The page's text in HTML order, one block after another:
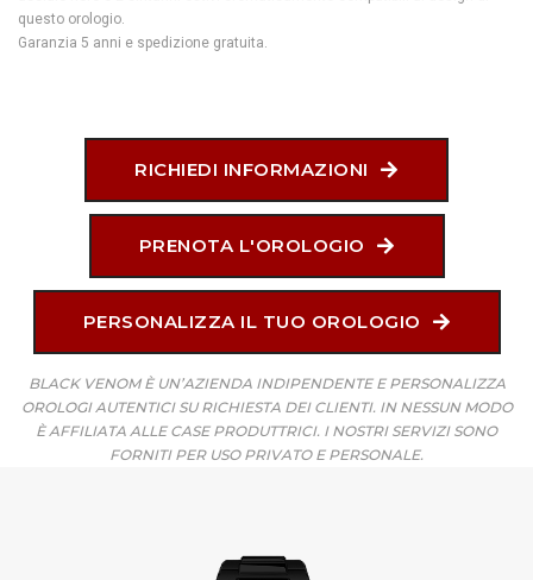
questo orologio.
Garanzia 5 anni e spedizione gratuita.
RICHIEDI INFORMAZIONI
PRENOTA L'OROLOGIO
PERSONALIZZA IL TUO OROLOGIO
BLACK VENOM È UN’AZIENDA INDIPENDENTE E PERSONALIZZA
OROLOGI AUTENTICI SU RICHIESTA DEI CLIENTI. IN NESSUN MODO
È AFFILIATA ALLE CASE PRODUTTRICI. I NOSTRI SERVIZI SONO
FORNITI PER USO PRIVATO E PERSONALE.